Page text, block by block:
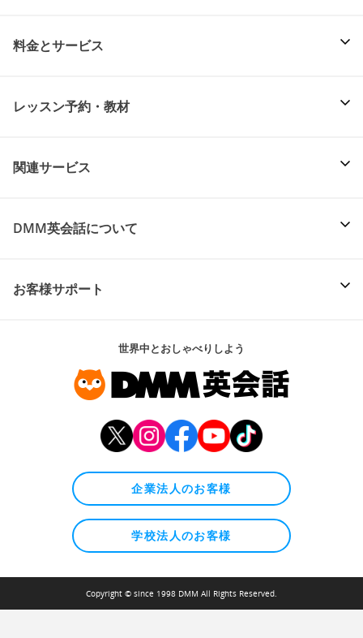
料金とサービス
レッスン予約・教材
関連サービス
DMM英会話について
お客様サポート
世界中とおしゃべりしよう
企業法人のお客様
学校法人のお客様
Copyright © since 1998 DMM All Rights Reserved.